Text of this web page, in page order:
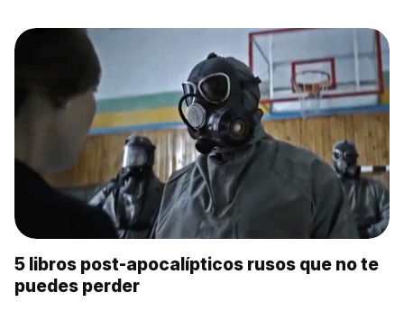
5 libros post-apocalípticos rusos que no te
puedes perder